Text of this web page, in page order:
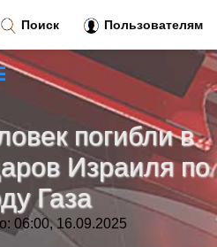
погибли в
Израиля по
Газа
06:00, 16.09.2025
Поиск Пользователям